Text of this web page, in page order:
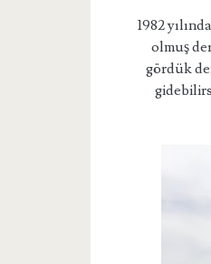
1982
olmuş
gördük